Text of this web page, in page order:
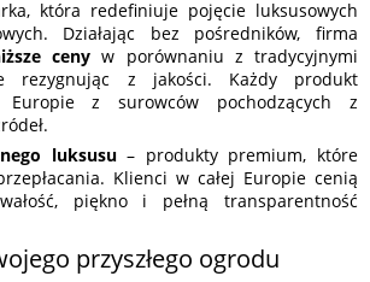
która redefiniuje pojęcie luksusowych
Działając bez pośredników, firma
ceny w porównaniu z tradycyjnymi
rezygnując z jakości. Każdy produkt
z surowców pochodzących z
luksusu– produkty premium, które
Klienci w całej Europie cenią
piękno i pełną transparentność
przyszłego ogrodu